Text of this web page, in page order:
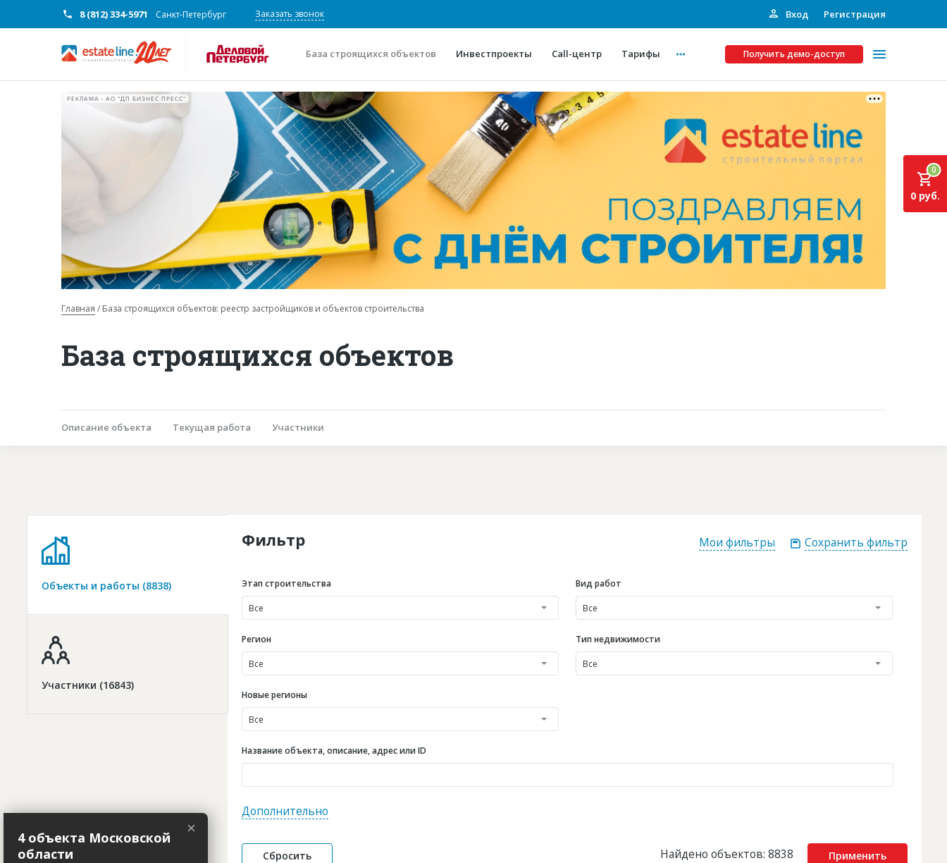
8 (812) 334-5971 Санкт-Петербург Заказать звонок Вход Регистрация
База строящихся объектов Инвестпроекты Call-центр Тарифы Получить демо-доступ
О проекте
Конкурентные преимущества
Горячие объекты
Глоссарий
Платные услуги
Рекламодателям
Инвестпроекты
Подписка на Базу
РЕКЛАМА • АО "ДП БИЗНЕС ПРЕСС"
Главная База строящихся объектов: реестр застройщиков и объектов строительства
База строящихся объектов
Описание объекта Текущая работа Участники
0
0 руб.
Объекты и работы (8838)
Участники (16843)
Фильтр Мои фильтры Сохранить фильтр
Этап строительства
Все
Вид работ
Все
Регион
Все
Тип недвижимости
Все
Новые регионы
Все
Название объекта, описание, адрес или ID
Дополнительно
Найдено объектов: 8838
×
4 объекта Московской
области